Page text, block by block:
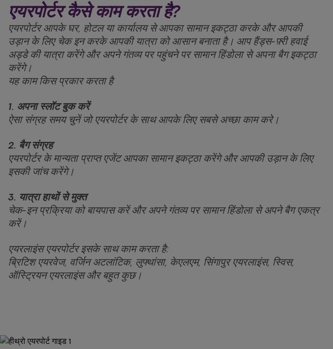
एयरपोर्टर कैसे काम करता है?
एयरपोर्टर आपके घर, होटल या कार्यालय से आपका सामान इकट्ठा करके और आपकी
उड़ान के लिए चेक इन करके आपकी यात्रा को आसान बनाता है। आप हैंड्स-फ़्री हवाई
अड्डे की यात्रा करेंगे और अपने गंतव्य पर पहुंचने पर सामान हिंडोला से अपना बैग इकट्ठा
करेंगे।
यह काम किस प्रकार करता है
1. अपना स्लॉट बुक करें
ऐसा संग्रह समय चुनें जो एयरपोर्टर के साथ आपके लिए सबसे अच्छा काम करे।
2. बैग संग्रह
एयरपोर्टर के मान्यता प्राप्त एजेंट आपका सामान इकट्ठा करेंगे और आपकी उड़ान के लिए
इसकी जांच करेंगे।
3. यात्रा हाथों से मुक्त
चेक-इन प्रक्रिया को बायपास करें और अपने गंतव्य पर सामान हिंडोला से अपने बैग एकत्र
करें।
एयरलाइंस एयरपोर्टर इसके साथ काम करता है:
ब्रिटिश एयरवेज, वर्जिन अटलांटिक, लुफ्थांसा, केएलएम, सिंगापुर एयरलाइंस, स्विस,
ऑस्ट्रियन एयरलाइंस और बहुत कुछ।